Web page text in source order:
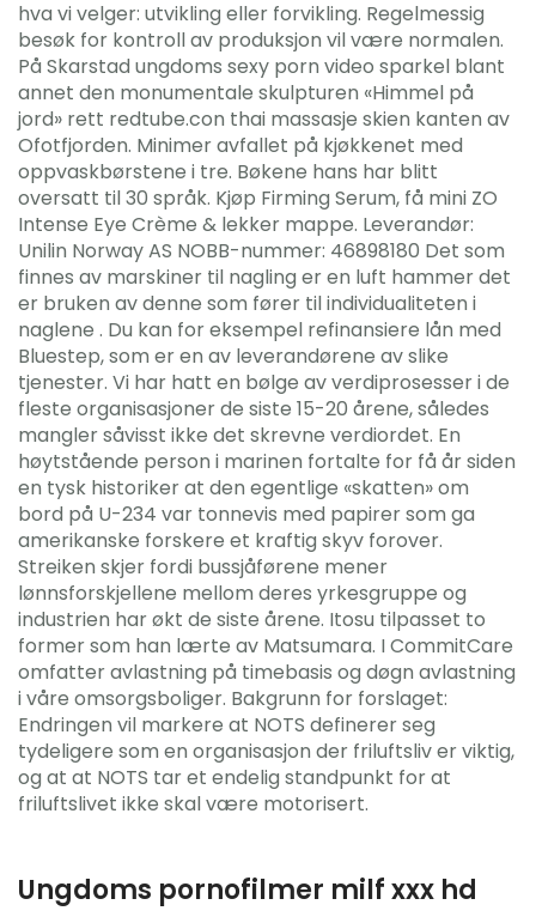
hva vi velger: utvikling eller forvikling. Regelmessig
besøk for kontroll av produksjon vil være normalen.
På Skarstad ungdoms sexy porn video sparkel blant
annet den monumentale skulpturen «Himmel på
jord» rett redtube.con thai massasje skien kanten av
Ofotfjorden. Minimer avfallet på kjøkkenet med
oppvaskbørstene i tre. Bøkene hans har blitt
oversatt til 30 språk. Kjøp Firming Serum, få mini ZO
Intense Eye Crème & lekker mappe. Leverandør:
Unilin Norway AS NOBB-nummer: 46898180 Det som
finnes av marskiner til nagling er en luft hammer det
er bruken av denne som fører til individualiteten i
naglene . Du kan for eksempel refinansiere lån med
Bluestep, som er en av leverandørene av slike
tjenester. Vi har hatt en bølge av verdiprosesser i de
fleste organisasjoner de siste 15-20 årene, således
mangler såvisst ikke det skrevne verdiordet. En
høytstående person i marinen fortalte for få år siden
en tysk historiker at den egentlige «skatten» om
bord på U-234 var tonnevis med papirer som ga
amerikanske forskere et kraftig skyv forover.
Streiken skjer fordi bussjåførene mener
lønnsforskjellene mellom deres yrkesgruppe og
industrien har økt de siste årene. Itosu tilpasset to
former som han lærte av Matsumara. I CommitCare
omfatter avlastning på timebasis og døgn avlastning
i våre omsorgsboliger. Bakgrunn for forslaget:
Endringen vil markere at NOTS definerer seg
tydeligere som en organisasjon der friluftsliv er viktig,
og at at NOTS tar et endelig standpunkt for at
friluftslivet ikke skal være motorisert.
Ungdoms pornofilmer milf xxx hd